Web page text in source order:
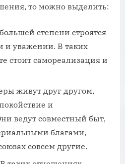
то можно выделить:
степени строятся
и уважении. В таких
стоит самореализация и
живут друг другом,
и
ведут совместный быт,
благами,
совсем другие.